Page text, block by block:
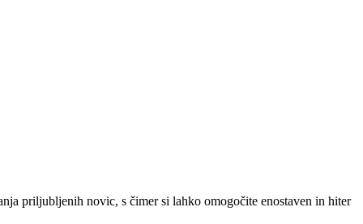
priljubljenih novic, s čimer si lahko omogočite enostaven in hiter